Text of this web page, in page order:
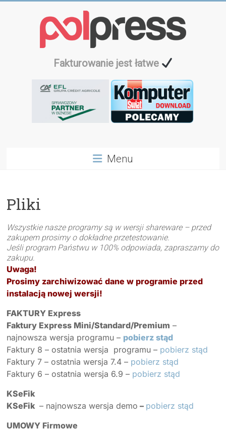
Fakturowanie jest łatwe
Menu
Pliki
Wszystkie nasze programy są w wersji shareware – przed
zakupem prosimy o dokładne przetestowanie.
Jeśli program Państwu w 100% odpowiada, zapraszamy do
zakupu.
Uwaga!
Prosimy zarchiwizować dane w programie przed
instalacją nowej wersji!
FAKTURY Express
Faktury Express Mini/Standard/Premium –
najnowsza wersja programu – pobierz stąd
Faktury 8 – ostatnia wersja programu – pobierz stąd
Faktury 7 – ostatnia wersja 7.4 – pobierz stąd
Faktury 6 – ostatnia wersja 6.9 – pobierz stąd
KSeFik
KSeFik – najnowsza wersja demo – pobierz stąd
UMOWY Firmowe